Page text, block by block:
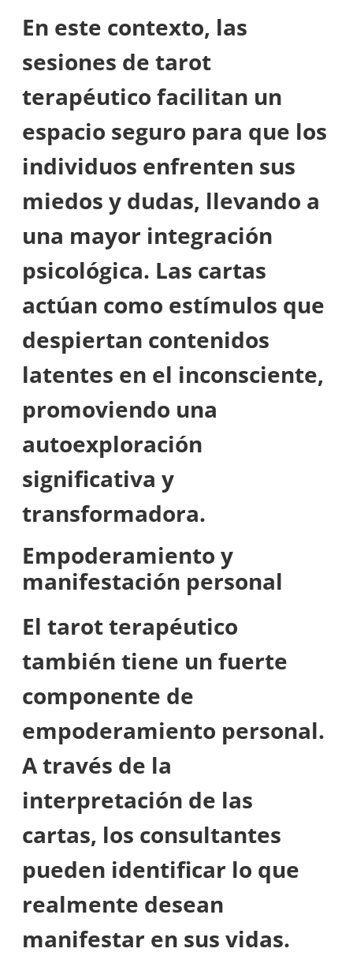
En este contexto, las
sesiones de tarot
terapéutico facilitan un
espacio seguro para que los
individuos enfrenten sus
miedos y dudas, llevando a
una mayor integración
psicológica. Las cartas
actúan como estímulos que
despiertan contenidos
latentes en el inconsciente,
promoviendo una
autoexploración
significativa y
transformadora.
Empoderamiento y
manifestación personal
El tarot terapéutico
también tiene un fuerte
componente de
empoderamiento personal.
A través de la
interpretación de las
cartas, los consultantes
pueden identificar lo que
realmente desean
manifestar en sus vidas.